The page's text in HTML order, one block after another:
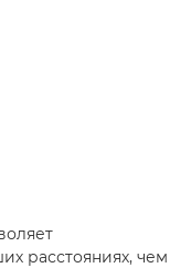
расстояниях, чем